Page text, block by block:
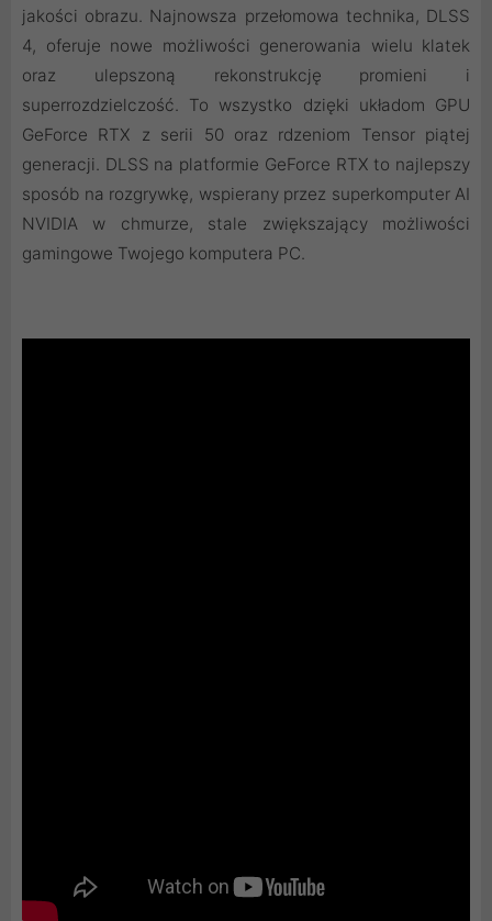
jakości obrazu. ‌Najnowsza przełomowa technika, DLSS
4, oferuje nowe możliwości generowania wielu klatek
oraz ulepszoną rekonstrukcję promieni i
superrozdzielczość. To wszystko dzięki układom GPU
GeForce RTX z serii 50 oraz rdzeniom Tensor piątej
generacji. DLSS na platformie GeForce RTX to najlepszy
sposób na rozgrywkę, wspierany przez superkomputer AI
NVIDIA w chmurze, stale zwiększający możliwości
gamingowe Twojego komputera PC.